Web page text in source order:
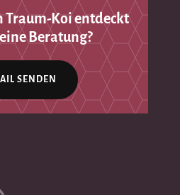
Traum-Koi entdeckt
Beratung?
SENDEN